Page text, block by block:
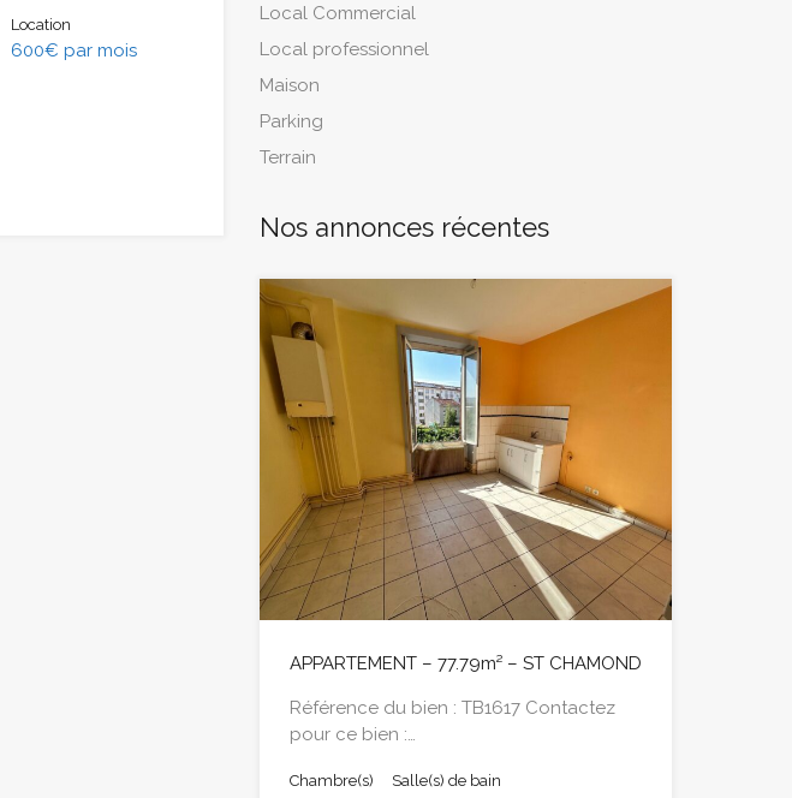
Location
600€ par mois
Local Commercial
Local professionnel
Maison
Parking
Terrain
Nos annonces récentes
APPARTEMENT – 77.79m² – ST CHAMOND
Référence du bien : TB1617 Contactez
pour ce bien :…
Chambre(s)
Salle(s) de bain